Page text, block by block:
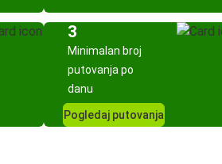
3
Minimalan broj
putovanja po
danu
Pogledaj putovanja